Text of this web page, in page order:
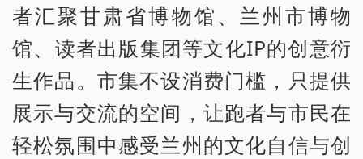
者汇聚甘肃省博物馆、兰州市博物
馆、读者出版集团等文化IP的创意衍
生作品。市集不设消费门槛，只提供
展示与交流的空间，让跑者与市民在
轻松氛围中感受兰州的文化自信与创